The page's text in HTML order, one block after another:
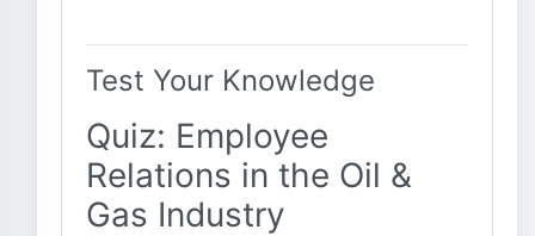
Test Your Knowledge
Quiz: Employee
Relations in the Oil &
Gas Industry